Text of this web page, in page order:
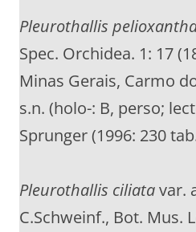
Pleurothallis
Spec. Orchidea. 1: 17
Minas Gerais, Carmo
s.n. (holo-: B, perso;
Sprunger (1996: 230
Pleurothallis ciliatavar.
C.Schweinf., Bot. Mus.